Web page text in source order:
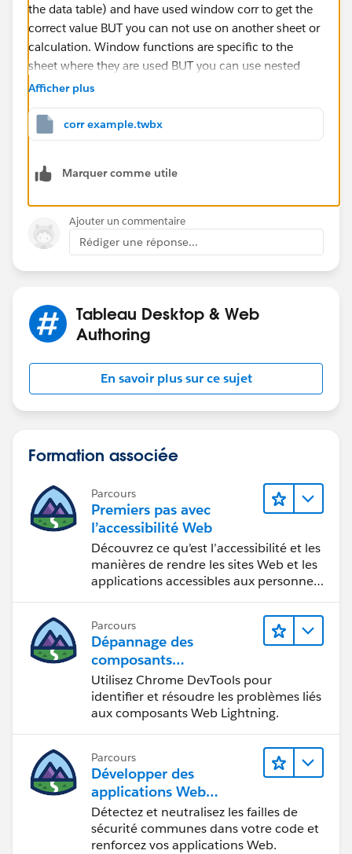
the data table) and have used window corr to get the
correct value BUT you can not use on another sheet or
calculation. Window functions are specific to the
sheet where they are used BUT you can use nested
LODs to get the same result and that value is portable
I started with converting the 2 measures to lods like
this
and
the loss returns the "summary level you want" but are
not aggregates in themselves and can be used in this
see the red tabs
Afficher plus
corr example.twbx
Marquer comme utile
Ajouter un commentaire
Rédiger une réponse...
Tableau Desktop & Web
Authoring
En savoir plus sur ce sujet
Formation associée
Parcours
Premiers pas avec
l’accessibilité Web
Découvrez ce qu’est l’accessibilité et les
manières de rendre les sites Web et les
applications accessibles aux personnes
Parcours
Dépannage des
composants
Web Lightning
Utilisez Chrome DevTools pour
identifier et résoudre les problèmes liés
aux composants Web Lightning.
Parcours
Développer des
applications Web
sécurisées
Détectez et neutralisez les failles de
sécurité communes dans votre code et
renforcez vos applications Web.